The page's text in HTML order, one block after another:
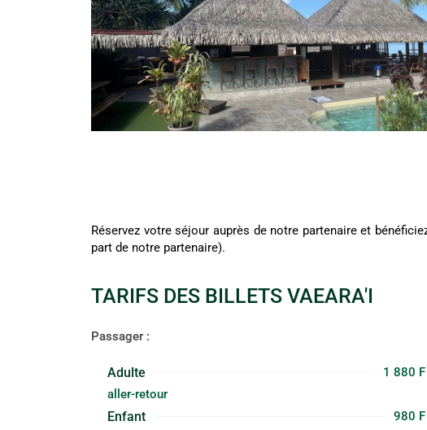
Réservez votre séjour auprès de notre partenaire et
part de notre partenaire).
TARIFS DES BILLETS VAEARA'I
Passager :
Adulte
1 880
aller-retour
Enfant
980